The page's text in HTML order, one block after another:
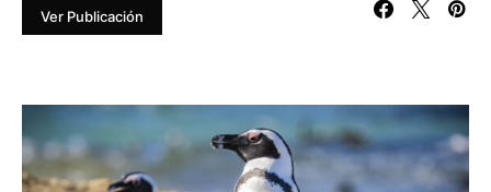
Ver Publicación